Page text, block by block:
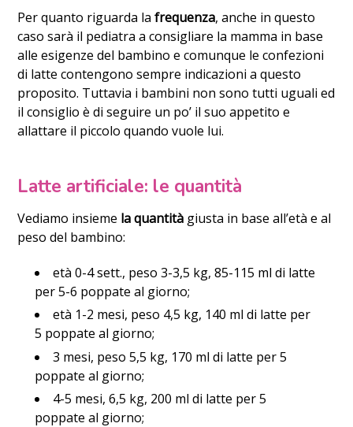
Per quanto riguarda lafrequenza, anche in questo
caso sarà il pediatra a consigliare la mamma in base
alle esigenze del bambino e comunque le confezioni
di latte contengono sempre indicazioni a questo
proposito. Tuttavia i bambini non sono tutti uguali ed
il consiglio è di seguire un po’ il suo appetito e
allattare il piccolo quando vuole lui.
Latte artificiale: le quantità
Vediamo insieme la quantità giusta in base all’età e al
peso del bambino:
età 0-4 sett., peso 3-3,5 kg, 85-115 ml di latte
per 5-6 poppate al giorno;
età 1-2 mesi, peso 4,5 kg, 140 ml di latte per
5 poppate al giorno;
3 mesi, peso 5,5 kg, 170 ml di latte per 5
poppate al giorno;
4-5 mesi, 6,5 kg, 200 ml di latte per 5
poppate al giorno;